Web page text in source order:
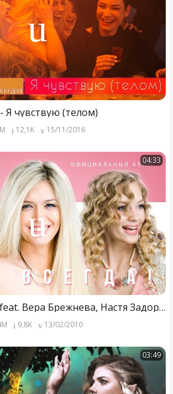
Я чувствую (телом)
12,1K 15/11/2016
04:33
Дискотека Авария feat. Вера Брежнева, Настя Задорожная и Светлана Ходченкова — Лето Всегда! (2010)
9,8K 13/02/2010
03:49